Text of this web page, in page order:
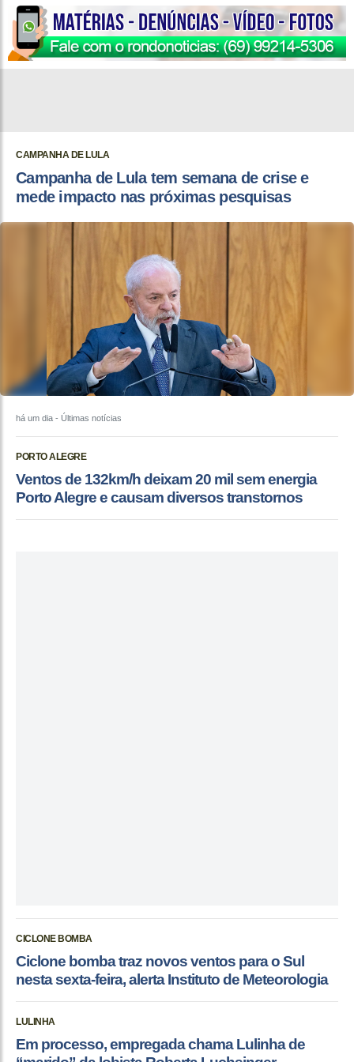
CAMPANHA DE LULA
Campanha de Lula tem semana de crise e
mede impacto nas próximas pesquisas
há um dia - Últimas notícias
PORTO ALEGRE
Ventos de 132km/h deixam 20 mil sem energia
Porto Alegre e causam diversos transtornos
CICLONE BOMBA
Ciclone bomba traz novos ventos para o Sul
nesta sexta-feira, alerta Instituto de Meteorologia
LULINHA
Em processo, empregada chama Lulinha de